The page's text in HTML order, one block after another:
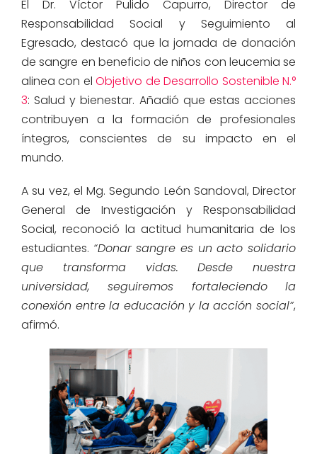
El Dr. Víctor Pulido Capurro, Director de
Responsabilidad Social y Seguimiento al
Egresado, destacó que la jornada de donación
de sangre en beneficio de niños con leucemia se
alinea con elObjetivo de Desarrollo Sostenible N.°
3: Salud y bienestar. Añadió que estas acciones
contribuyen a la formación de profesionales
íntegros, conscientes de su impacto en el
mundo.
A su vez, el Mg. Segundo León Sandoval, Director
General de Investigación y Responsabilidad
Social, reconoció la actitud humanitaria de los
estudiantes. “Donar sangre es un acto solidario
que transforma vidas. Desde nuestra
universidad, seguiremos fortaleciendo la
conexión entre la educación y la acción social”,
afirmó.